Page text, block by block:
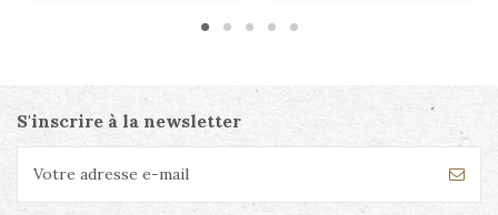
S'inscrire à la newsletter